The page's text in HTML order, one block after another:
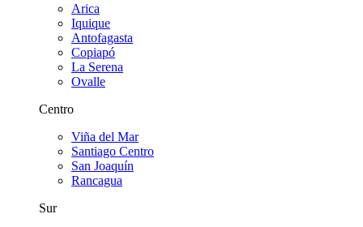
Arica
Iquique
Antofagasta
Copiapó
La Serena
Ovalle
Centro
Viña del Mar
Santiago Centro
San Joaquín
Rancagua
Sur